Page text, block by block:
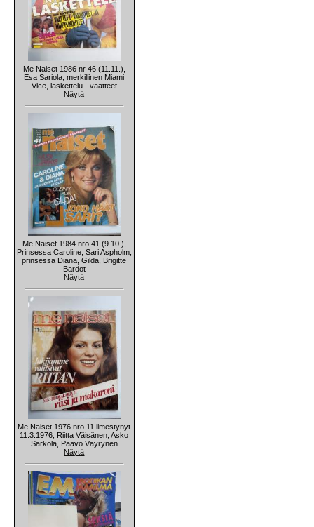
Me Naiset 1986 nr 46 (11.11.),
Esa Sariola, merkillinen Miami
Vice, laskettelu - vaatteet
Näytä
Me Naiset 1984 nro 41 (9.10.),
Prinsessa Caroline, Sari Aspholm,
prinsessa Diana, Gilda, Brigitte
Bardot
Näytä
Me Naiset 1976 nro 11 ilmestynyt
11.3.1976, Riitta Väisänen, Asko
Sarkola, Paavo Väyrynen
Näytä